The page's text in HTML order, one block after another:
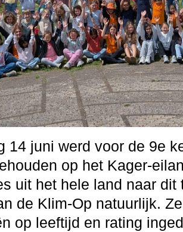
14 juni werd voor de 9e
op het Kager-
uit het hele land naar dit
de Klim-Op natuurlijk.
op leeftijd en rating